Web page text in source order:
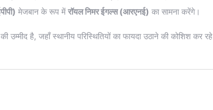
मेजबान के रूप मेंरॉयल निमर ईगल्स (आरएनई) का सामना करेंगे।
है, जहाँ स्थानीय परिस्थितियों का फायदा उठाने की कोशिश कर रहे